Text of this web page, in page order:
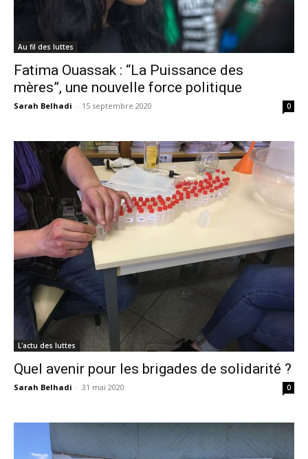
Au fil des luttes
Fatima Ouassak : “La Puissance des
mères”, une nouvelle force politique
Sarah Belhadi - 15 septembre 2020 0
L'actu des luttes
Quel avenir pour les brigades de solidarité ?
Sarah Belhadi - 31 mai 2020 0